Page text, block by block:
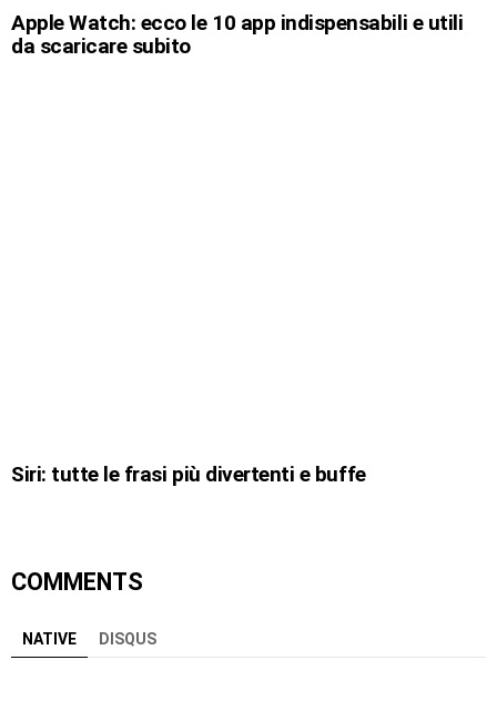
Apple Watch: ecco le 10 app indispensabili e utili
da scaricare subito
Siri: tutte le frasi più divertenti e buffe
COMMENTS
NATIVE DISQUS